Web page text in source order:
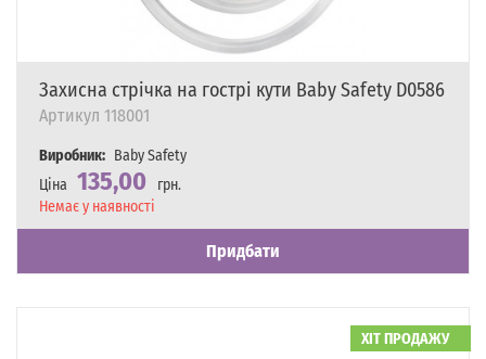
Захисна стрічка на гострі кути Baby Safety D0586
Артикул 118001
Виробник: Baby Safety
Ціна 135,00
грн.
Наявність
Немає у наявності
Придбати
ХІТ ПРОДАЖУ